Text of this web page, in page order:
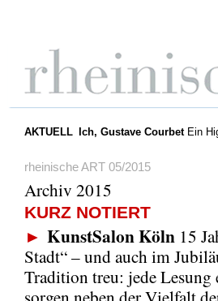
AKTUELL Ich, Gustave CourbetEin
rheinische ART 05/2015
Archiv 2015
KURZ NOTIERT
► KunstSalon Köln 15
Stadt“ – und auch im
Tradition treu: jede